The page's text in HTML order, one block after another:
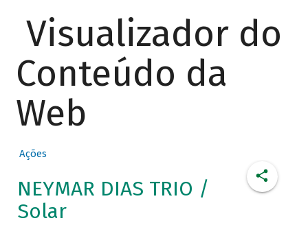
Visualizador do
Conteúdo da
Web
Ações
NEYMAR DIAS TRIO /
Solar